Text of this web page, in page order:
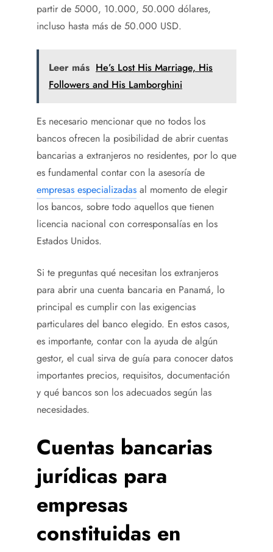
partir de 5000, 10.000, 50.000 dólares,
incluso hasta más de 50.000 USD.
Leer más He’s Lost His Marriage, His
Followers and His Lamborghini
Es necesario mencionar que no todos los
bancos ofrecen la posibilidad de abrir cuentas
bancarias a extranjeros no residentes, por lo que
es fundamental contar con la asesoría de
empresas especializadas al momento de elegir
los bancos, sobre todo aquellos que tienen
licencia nacional con corresponsalías en los
Estados Unidos.
Si te preguntas qué necesitan los extranjeros
para abrir una cuenta bancaria en Panamá, lo
principal es cumplir con las exigencias
particulares del banco elegido. En estos casos,
es importante, contar con la ayuda de algún
gestor, el cual sirva de guía para conocer datos
importantes precios, requisitos, documentación
y qué bancos son los adecuados según las
necesidades.
Cuentas bancarias
jurídicas para
empresas
constituidas en